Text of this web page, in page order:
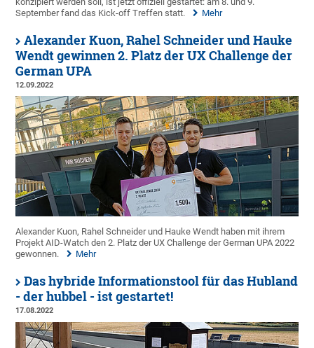
September fand das Kick-off Treffen statt.
Mehr
Alexander Kuon, Rahel Schneider und Hauke
Wendt gewinnen 2. Platz der UX Challenge der
German UPA
12.09.2022
Alexander Kuon, Rahel Schneider und Hauke Wendt haben mit ihrem
Projekt AID-Watch den 2. Platz der UX Challenge der German UPA 2022
gewonnen.
Mehr
Das hybride Informationstool für das Hubland
- der hubbel - ist gestartet!
17.08.2022